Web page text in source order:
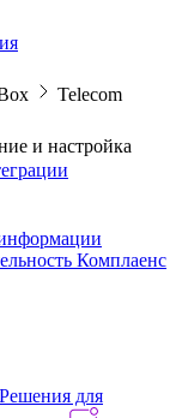
Telecom
и настройка
Комплаенс
Решения для